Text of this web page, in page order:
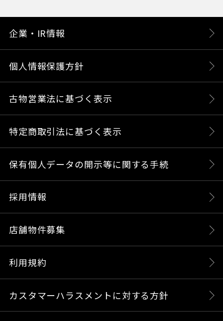
企業・IR情報
個人情報保護方針
古物営業法に基づく表示
特定商取引法に基づく表示
保有個人データの開示等に関する手続
採用情報
店舗物件募集
利用規約
カスタマーハラスメントに対する方針